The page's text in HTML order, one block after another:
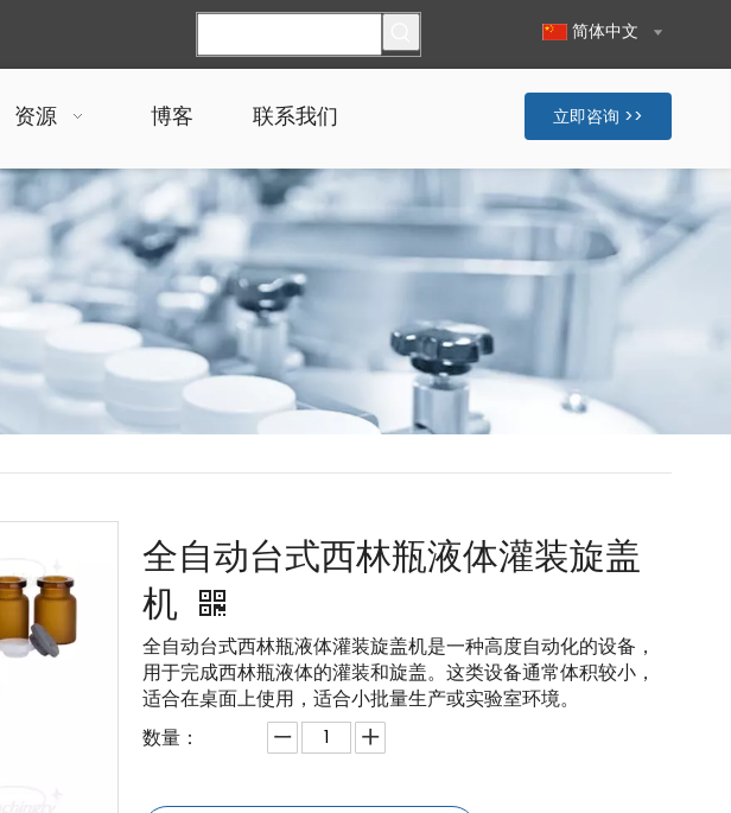
简体中文
资源 博客 联系我们 立即咨询 >>
全自动台式西林瓶液体灌装旋盖
机
全自动台式西林瓶液体灌装旋盖机是一种高度自动化的设备，
用于完成西林瓶液体的灌装和旋盖。这类设备通常体积较小，
适合在桌面上使用，适合小批量生产或实验室环境。
数量：